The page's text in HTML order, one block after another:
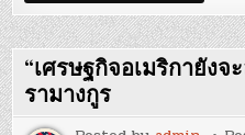
สาย
เชื้อ
กับ
การ
ส่ง
ออก
–
สาย
“เศรษฐกิจอเมริกายังจ
รามางกูร